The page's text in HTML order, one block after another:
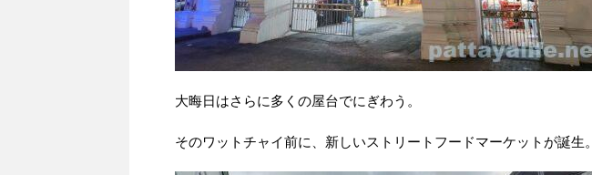
大晦日はさらに多くの屋台でにぎわう。
そのワットチャイ前に、新しいストリートフードマーケットが誕生。